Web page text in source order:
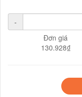
-
Đơn giá
130.928₫